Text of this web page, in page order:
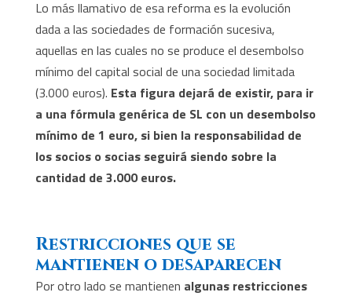
Lo más llamativo de esa reforma es la evolución
dada a las sociedades de formación sucesiva,
aquellas en las cuales no se produce el desembolso
mínimo del capital social de una sociedad limitada
(3.000 euros). Esta figura dejará de existir, para ir
a una fórmula genérica de SL con un desembolso
mínimo de 1 euro, si bien la responsabilidad de
los socios o socias seguirá siendo sobre la
cantidad de 3.000 euros.
Restricciones que se
mantienen o desaparecen
Por otro lado se mantienen algunas restricciones